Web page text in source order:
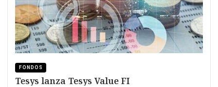
FONDOS
Tesys lanza Tesys Value FI